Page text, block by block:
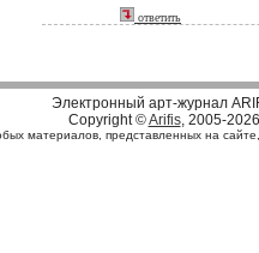
ответить
Электронный арт-журнал
Copyright ©Arifis, 2005-2026
материалов, представленных на